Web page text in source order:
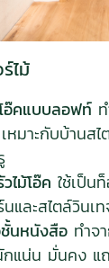
ไม้
โอ๊คแบบลอฟท์
มาะกับบ้านส
ไม้โอ๊ค ใช้เป็น
และสไตล์วินเ
นหนังสือ ทำจ
แน่น มั่นคง แ